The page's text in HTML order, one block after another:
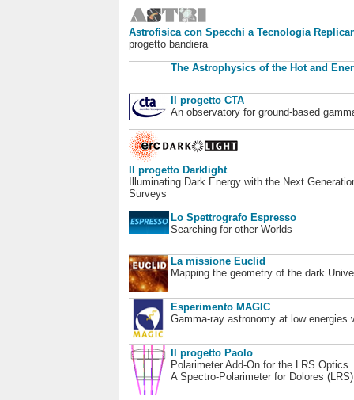
Astrofisica con Specchi a Tecnologia
progetto bandiera
The Astrophysics of the Hot and
Il progetto CTA
An observatory for ground-based
Il progetto Darklight
Illuminating Dark Energy with the Next
Surveys
Lo Spettrografo Espresso
Searching for other Worlds
La missione Euclid
Mapping the geometry of the dark
Esperimento MAGIC
Gamma-ray astronomy at low energies
Il progetto Paolo
Polarimeter Add-On for the LRS Optics
A Spectro-Polarimeter for Dolores